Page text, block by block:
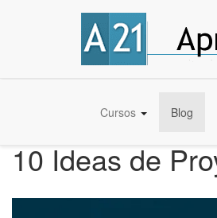
Cursos Blog
10 Ideas de